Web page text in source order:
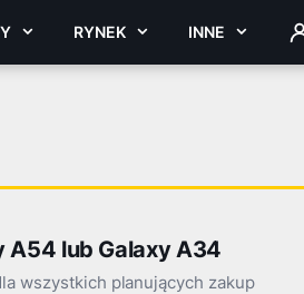
RYNEK INNE
A54 lub Galaxy A34
wszystkich planujących zakup